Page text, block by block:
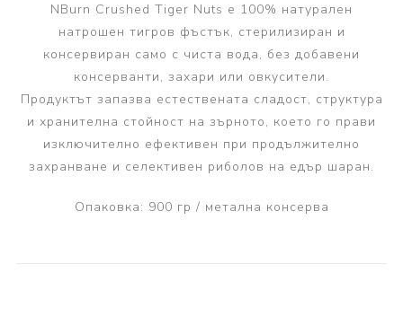
NBurn Crushed Tiger Nuts е 100% натурален
натрошен тигров фъстък, стерилизиран и
консервиран само с чиста вода, без добавени
консерванти, захари или овкусители.
Продуктът запазва естествената сладост, структура
и хранителна стойност на зърното, което го прави
изключително ефективен при продължително
захранване и селективен риболов на едър шаран.
Опаковка: 900 гр / метална консерва